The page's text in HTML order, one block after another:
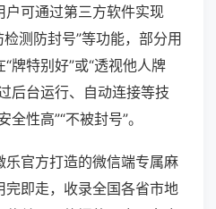
可通过第三方软件实现
检测防封号”等功能，部分用
牌特别好”或“透视他人牌
后台运行、自动连接等技
性高”“不被封号”。
官方打造的微信端专属麻
即走，收录全国各省市地